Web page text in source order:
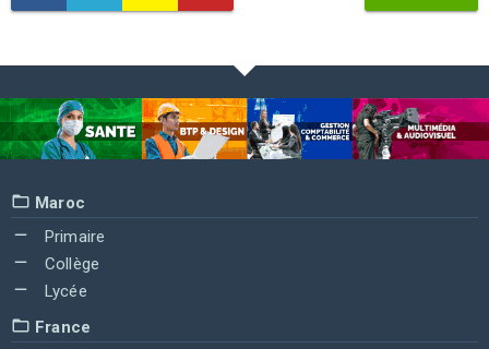
Maroc
Primaire
Collège
Lycée
France